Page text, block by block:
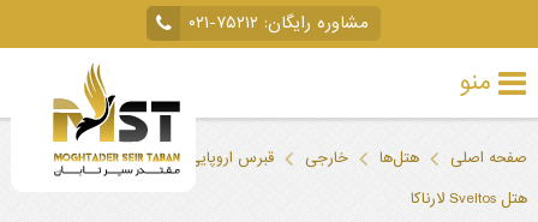
مشاوره رایگان: ۰۲۱-۷۵۲۱۲
منو
صفحه اصلی هتل‌ها خارجی قبرس اروپایی
لارناکا
هتل Sveltos لارناکا